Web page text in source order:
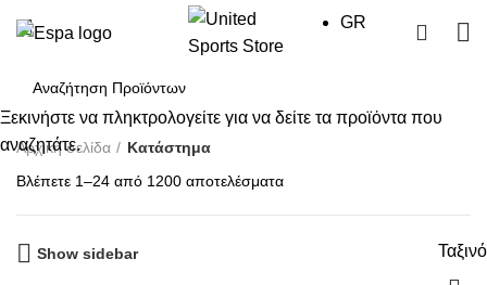
GR
Αρχική σελίδα
Κατάστημα
Βλέπετε 1–24 από 1200 αποτελέσματαSorted
Show sidebar
Ξεκινήστε να πληκτρολογείτε για να δείτε τα προϊόντα που
αναζητάτε.